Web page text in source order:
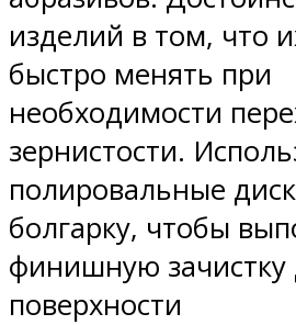
изделий в том, что
быстро менять при
необходимости
зернистости.
полировальные
болгарку, чтобы
финишную зачистку
поверхности